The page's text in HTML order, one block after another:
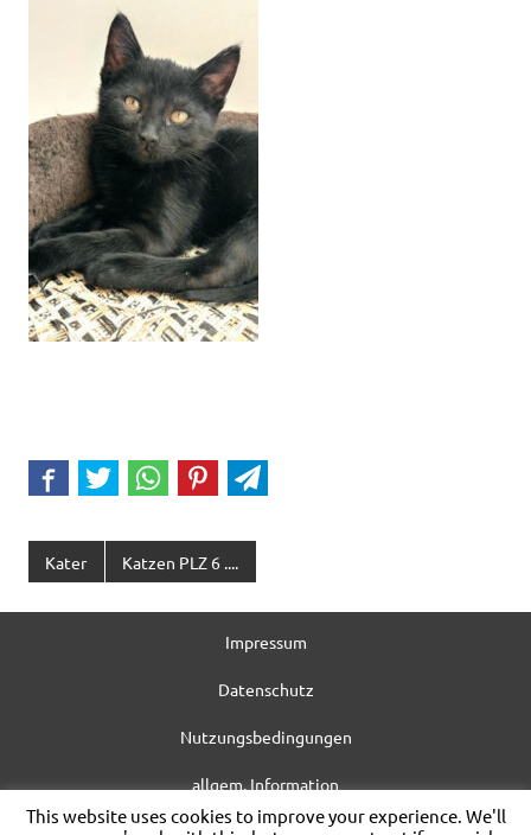
Kater Katzen PLZ 6 ....
Impressum
Datenschutz
Nutzungsbedingungen
allgem. Information
WordPress-Theme: Dynamic News von ThemeZee.
This website uses cookies to improve your experience. We'll